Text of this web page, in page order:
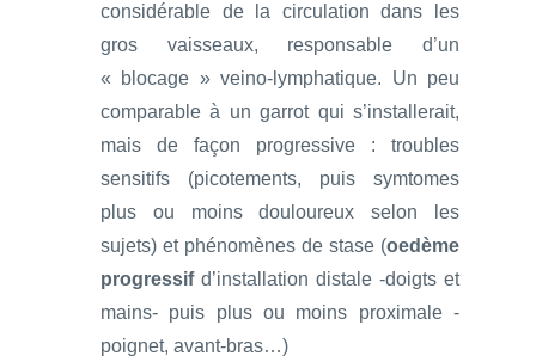
considérable de la circulation dans les
gros vaisseaux, responsable d’un
« blocage » veino-lymphatique. Un peu
comparable à un garrot qui s’installerait,
mais de façon progressive : troubles
sensitifs (picotements, puis symtomes
plus ou moins douloureux selon les
sujets) et phénomènes de stase (oedème
progressifd’installation distale -doigts et
mains- puis plus ou moins proximale -
poignet, avant-bras…)